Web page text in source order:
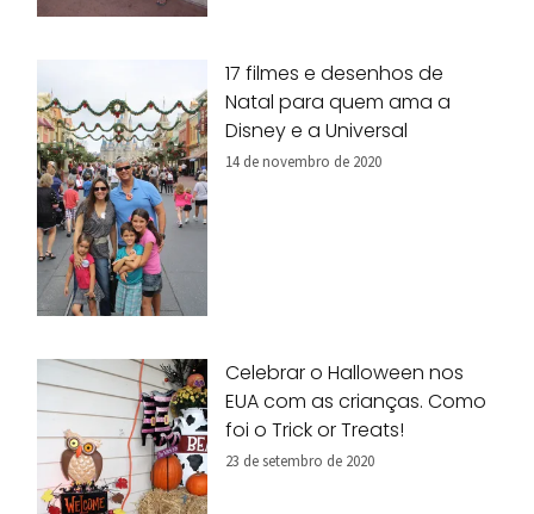
17 filmes e desenhos de
Natal para quem ama a
Disney e a Universal
14 de novembro de 2020
Celebrar o Halloween nos
EUA com as crianças. Como
foi o Trick or Treats!
23 de setembro de 2020